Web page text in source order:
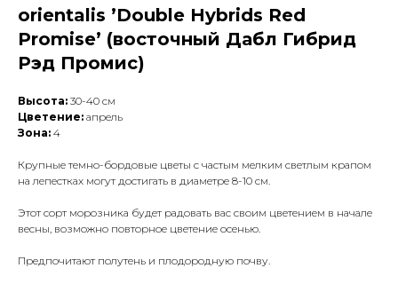
orientalis ’Double Hybrids Red
Promise’ (восточный Дабл Гибрид
Рэд Промис)
Высота: 30-40 см
Цветение: апрель
Зона: 4
Крупные темно-бордовые цветы с частым мелким светлым крапом
на лепестках могут достигать в диаметре 8-10 см.
Этот сорт морозника будет радовать вас своим цветением в начале
весны, возможно повторное цветение осенью.
Предпочитают полутень и плодородную почву.